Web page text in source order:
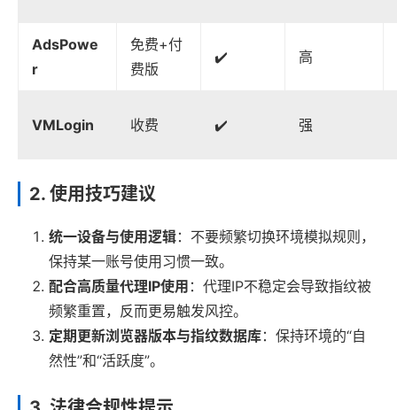
AdsPowe
r
免费+付
费版
✔️ 高
VMLogin 收费 ✔️ 强
2. 使用技巧建议
统一设备与使用逻辑：不要频繁切换环境模拟规则，
保持某一账号使用习惯一致。
配合高质量代理IP使用 ：代理IP不稳定会导致指纹被
频繁重置，反而更易触发风控。
定期更新浏览器版本与指纹数据库：保持环境的“自
然性”和“活跃度”。